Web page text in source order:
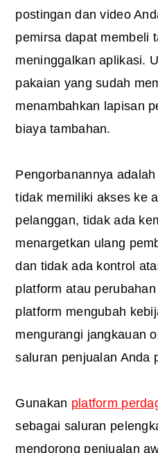
postingan dan video
pemirsa dapat membeli
meninggalkan aplikasi.
pakaian yang sudah
menambahkan lapisan
biaya tambahan.
Pengorbanannya
tidak memiliki akses ke
pelanggan, tidak ada
menargetkan ulang
dan tidak ada kontrol
platform atau
platform mengubah
mengurangi jangkauan
saluran penjualan Anda
Gunakan platform
sebagai saluran
mendorong penjualan